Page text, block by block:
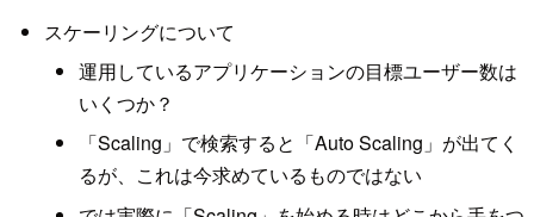
スケーリングについて
運用しているアプリケーションの目標ユーザー数は
いくつか？
「Scaling」で検索すると「Auto Scaling」が出てく
るが、これは今求めているものではない